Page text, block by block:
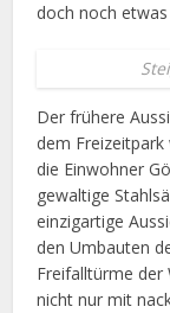
doch noch
Der frühere
dem
die Einwohner
gewaltige
einzigartige
den Umbauten
Freifalltürme der
nicht nur mit